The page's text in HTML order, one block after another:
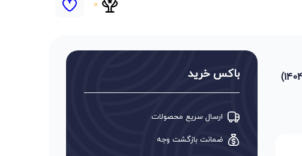
0
باکس خرید
ارسال سریع محصولات
ضمانت بازگشت وجه